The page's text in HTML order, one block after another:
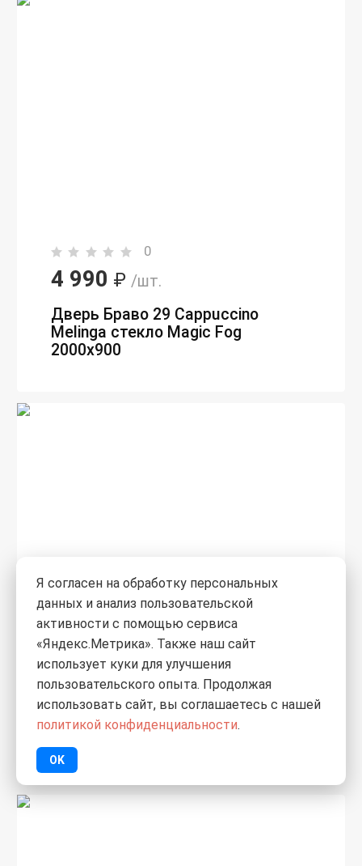
0
4 990 ₽ /шт.
Дверь Браво 29 Cappuccino
Melinga стекло Magic Fog
2000х900
0
4 990 ₽ /шт.
Дверь Браво 23 Bianco Melinga
Я согласен на обработку персональных
данных и анализ пользовательской
активности с помощью сервиса
«Яндекс.Метрика». Также наш сайт
использует куки для улучшения
пользовательского опыта. Продолжая
использовать сайт, вы соглашаетесь с нашей
политикой конфиденциальности.
OK